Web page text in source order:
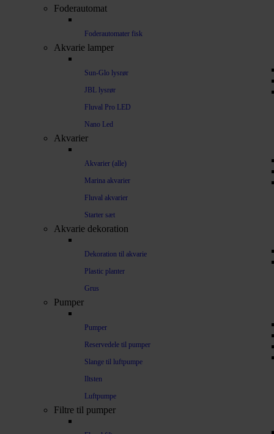
Foderautomat
Foderautomater fisk
Akvarie lamper
Sun-Glo lysrør
JBL lysrør
Fluval Pro LED
Nano Led
Akvarier
Akvarier (alle)
Marina akvarier
Fluval akvarier
Starter sæt
Akvarie dekoration
Dekoration til akvarie
Plastic planter
Grus
Pumper
Pumper
Reservedele til pumper
Slange til luftpumpe
Iltsten
Luftpumpe
Filtre til pumper